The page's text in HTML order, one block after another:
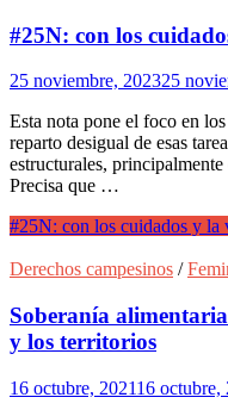
#25N: con los
25 noviembre, 202325
Esta nota pone el foco en
reparto desigual de esas
estructurales,
Precisa que …
#25N: con los cuidados y la
Derechos campesinos /
Soberanía
y los territorios
16 octubre, 202116 octubre,